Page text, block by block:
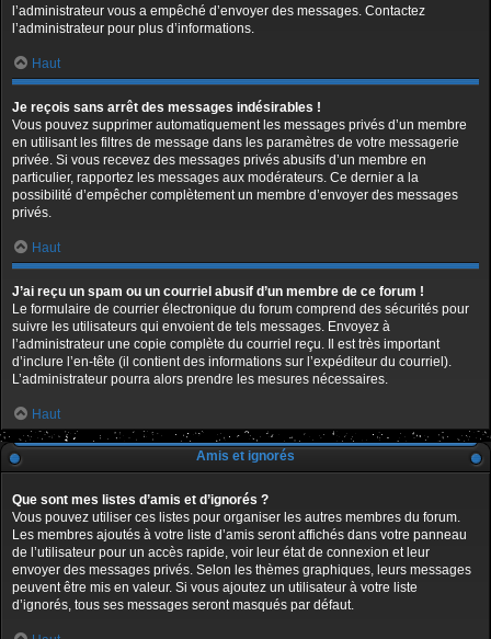
l’administrateur vous a empêché d’envoyer des messages. Contactez
l’administrateur pour plus d’informations.
Haut
Je reçois sans arrêt des messages indésirables !
Vous pouvez supprimer automatiquement les messages privés d’un membre
en utilisant les filtres de message dans les paramètres de votre messagerie
privée. Si vous recevez des messages privés abusifs d’un membre en
particulier, rapportez les messages aux modérateurs. Ce dernier a la
possibilité d’empêcher complètement un membre d’envoyer des messages
privés.
Haut
J’ai reçu un spam ou un courriel abusif d’un membre de ce forum !
Le formulaire de courrier électronique du forum comprend des sécurités pour
suivre les utilisateurs qui envoient de tels messages. Envoyez à
l’administrateur une copie complète du courriel reçu. Il est très important
d’inclure l’en-tête (il contient des informations sur l’expéditeur du courriel).
L’administrateur pourra alors prendre les mesures nécessaires.
Haut
Amis et ignorés
Que sont mes listes d’amis et d’ignorés ?
Vous pouvez utiliser ces listes pour organiser les autres membres du forum.
Les membres ajoutés à votre liste d’amis seront affichés dans votre panneau
de l’utilisateur pour un accès rapide, voir leur état de connexion et leur
envoyer des messages privés. Selon les thèmes graphiques, leurs messages
peuvent être mis en valeur. Si vous ajoutez un utilisateur à votre liste
d’ignorés, tous ses messages seront masqués par défaut.